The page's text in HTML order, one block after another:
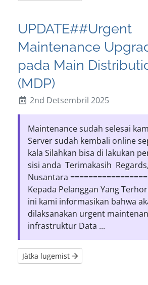
UPDATE##Urgent
Maintenance
pada Main
(MDP)
2nd Detsembril 2025
Maintenance sudah selesai
Server sudah kembali online
kala Silahkan bisa di lakukan
sisi anda Terimakasih
Nusantara
Kepada Pelanggan Yang
ini kami informasikan bahwa
dilaksanakan urgent
infrastruktur Data ...
Jätka lugemist